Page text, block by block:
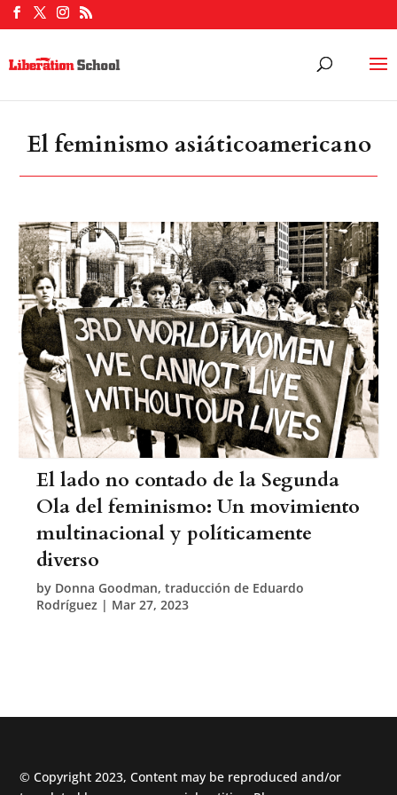
El feminismo asiáticoamericano
El lado no contado de la Segunda
Ola del feminismo: Un movimiento
multinacional y políticamente
diverso
by Donna Goodman, traducción de Eduardo
Rodríguez | Mar 27, 2023
© Copyright 2023, Content may be reproduced and/or